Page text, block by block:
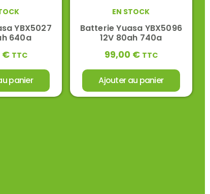
YBX5027
640a
€ TTC
panier
EN STOCK
Batterie Yuasa YBX5096
12V 80ah 740a
99,00 € TTC
Ajouter au panier